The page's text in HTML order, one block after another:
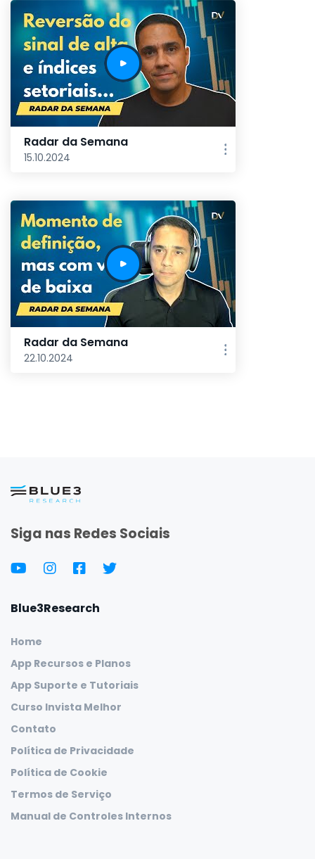
Radar da Semana
15.10.2024
Radar da Semana
22.10.2024
Siga nas Redes Sociais
Blue3Research
Home
App Recursos e Planos
App Suporte e Tutoriais
Curso Invista Melhor
Contato
Política de Privacidade
Política de Cookie
Termos de Serviço
Manual de Controles Internos